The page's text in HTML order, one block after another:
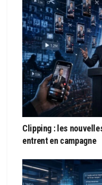
Clipping : les
entrent en campagne